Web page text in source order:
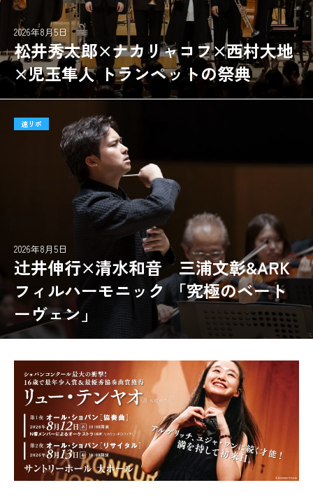
2026年8月5日
松井秀太郎×ナカリャコフ×西村大地
×児玉隼人 トランペットの祭典
速リポ
2026年8月5日
辻󠄀井伸行×清水和音 三浦文彰&ARK
フィルハーモニック 「究極のベート
ーヴェン」